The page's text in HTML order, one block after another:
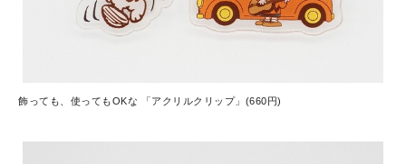
飾っても、使ってもOKな 「アクリルクリップ」(660円)